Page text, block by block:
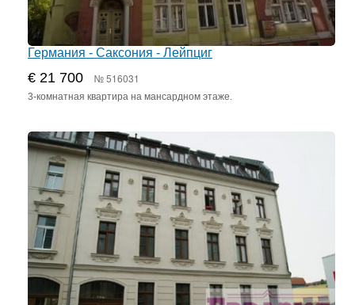
Германия - Саксония - Лейпциг
€ 21 700 № 516031
3-комнатная квартира на мансардном этаже.